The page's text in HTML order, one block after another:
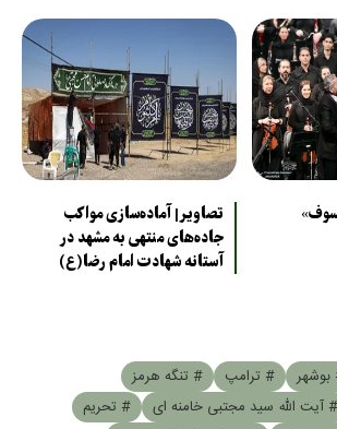
تصاویر| آماده‌سازی مواکب
جاده‌های منتهی به مشهد در
آستانه شهادت امام رضا(ع)
# ترامپ
# تنگه هرمز
# آیت الله سید مجتبی خامنه ای
# تحریم